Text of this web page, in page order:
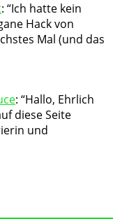
: “Ich hatte kein
Hack von
Mal (und das
: “Hallo, Ehrlich
diese Seite
und